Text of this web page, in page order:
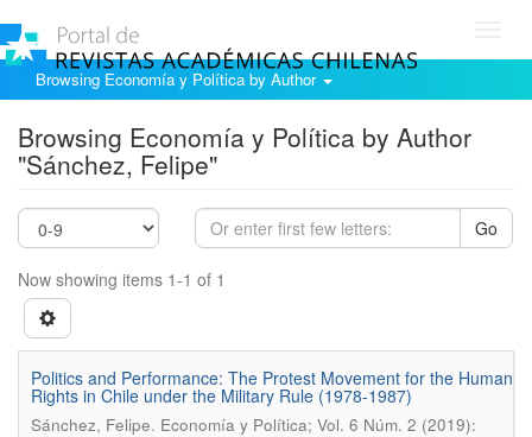
Browsing Economía y Política by Author
Browsing Economía y Política by Author
"Sánchez, Felipe"
Go
Now showing items 1-1 of 1
Politics and Performance: The Protest Movement for the Human
Rights in Chile under the Military Rule (1978-1987)
Sánchez, Felipe. Economía y Política; Vol. 6 Núm. 2 (2019):